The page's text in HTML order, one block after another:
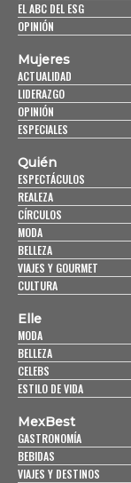
EL ABC DEL ESG
OPINIÓN
Mujeres
ACTUALIDAD
LIDERAZGO
OPINIÓN
ESPECIALES
Quién
ESPECTÁCULOS
REALEZA
CÍRCULOS
MODA
BELLEZA
VIAJES Y GOURMET
CULTURA
Elle
MODA
BELLEZA
CELEBS
ESTILO DE VIDA
MexBest
GASTRONOMÍA
BEBIDAS
VIAJES Y DESTINOS